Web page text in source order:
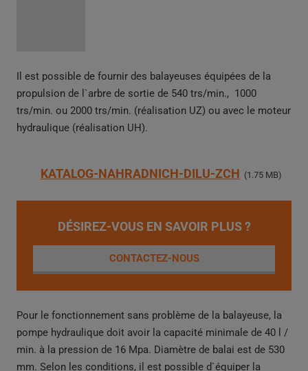
Il est possible de fournir des balayeuses équipées de la
propulsion de l`arbre de sortie de 540 trs/min., 1000
trs/min. ou 2000 trs/min. (réalisation UZ) ou avec le moteur
hydraulique (réalisation UH).
KATALOG-NAHRADNICH-DILU-ZCH 1.75 MB
DÉSIREZ-VOUS EN SAVOIR PLUS ?
CONTACTEZ-NOUS
Pour le fonctionnement sans problème de la balayeuse, la
pompe hydraulique doit avoir la capacité minimale de 40 l /
min. à la pression de 16 Mpa. Diamètre de balai est de 530
mm. Selon les conditions, il est possible d`équiper la